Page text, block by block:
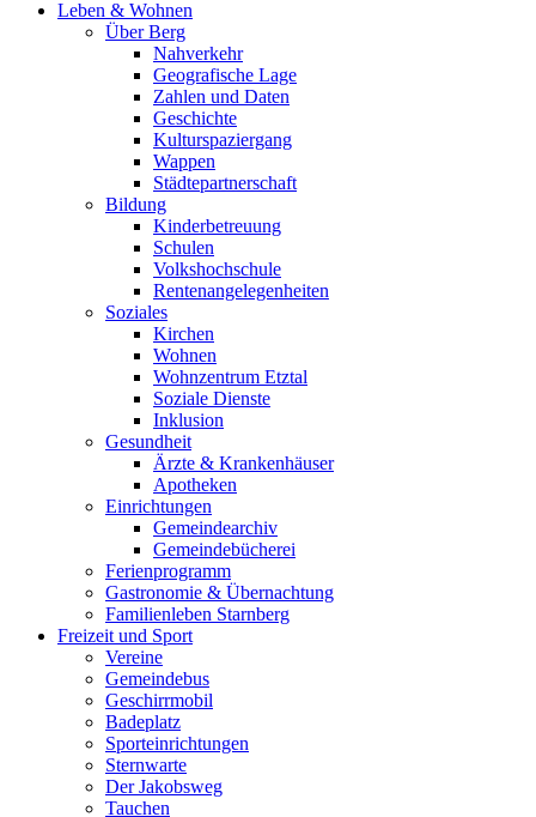
Leben & Wohnen
Über Berg
Nahverkehr
Geografische Lage
Zahlen und Daten
Geschichte
Kulturspaziergang
Wappen
Städtepartnerschaft
Bildung
Kinderbetreuung
Schulen
Volkshochschule
Rentenangelegenheiten
Soziales
Kirchen
Wohnen
Wohnzentrum Etztal
Soziale Dienste
Inklusion
Gesundheit
Ärzte & Krankenhäuser
Apotheken
Einrichtungen
Gemeindearchiv
Gemeindebücherei
Ferienprogramm
Gastronomie & Übernachtung
Familienleben Starnberg
Freizeit und Sport
Vereine
Gemeindebus
Geschirrmobil
Badeplatz
Sporteinrichtungen
Sternwarte
Der Jakobsweg
Tauchen